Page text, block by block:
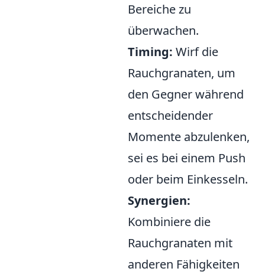
Bereiche zu
überwachen.
Timing: Wirf die
Rauchgranaten, um
den Gegner während
entscheidender
Momente abzulenken,
sei es bei einem Push
oder beim Einkesseln.
Synergien:
Kombiniere die
Rauchgranaten mit
anderen Fähigkeiten